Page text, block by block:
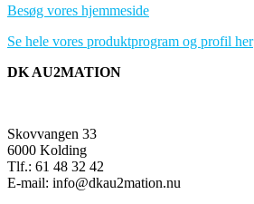
Besøg vores hjemmeside
Se hele vores produktprogram og profil her
DK AU2MATION
Skovvangen 33
6000 Kolding
Tlf.: 61 48 32 42
E-mail: info@dkau2mation.nu